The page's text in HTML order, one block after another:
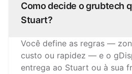
Como decide o grubtech
Stuart?
Você define as regras —
custo ou rapidez — e o
entrega ao Stuart ou à sua